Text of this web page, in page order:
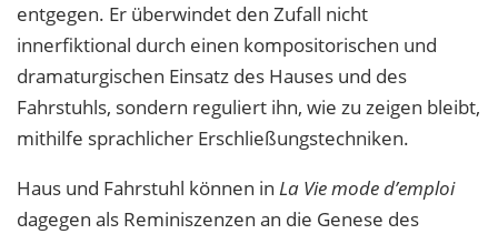
entgegen. Er überwindet den Zufall nicht
innerfiktional durch einen kompositorischen und
dramaturgischen Einsatz des Hauses und des
Fahrstuhls, sondern reguliert ihn, wie zu zeigen bleibt,
mithilfe sprachlicher Erschließungstechniken.
Haus und Fahrstuhl können in La Vie mode d’emploi
dagegen als Reminiszenzen an die Genese des